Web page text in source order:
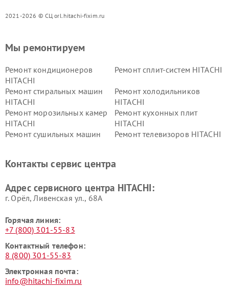
2021-2026 © СЦ orl.hitachi-fixim.ru
Мы ремонтируем
Ремонт кондиционеров
HITACHI
Ремонт сплит-систем HITACHI
Ремонт стиральных машин
HITACHI
Ремонт холодильников
HITACHI
Ремонт морозильных камер
HITACHI
Ремонт кухонных плит
HITACHI
Ремонт сушильных машин
Ремонт телевизоров HITACHI
данных HITACHI
HITACHI
HITACHI
HITACHI
Контакты сервис центра
Адрес сервисного центра HITACHI:
г. Орёл, Ливенская ул., 68А
Горячая линия:
+7 (800) 301-55-83
Контактный телефон:
8 (800) 301-55-83
Электронная почта:
info@hitachi-fixim.ru